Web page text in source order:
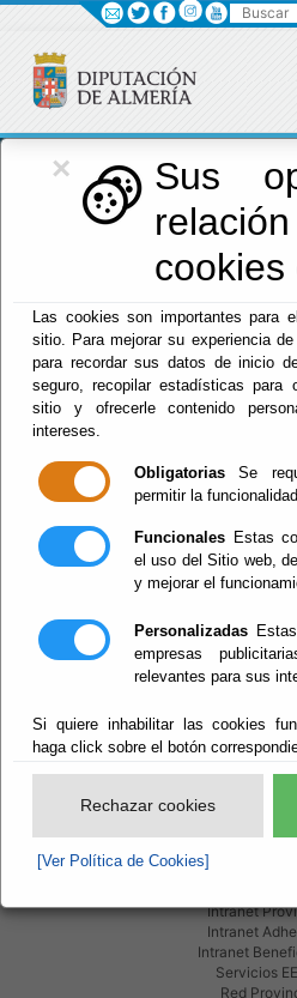
×
Sus
cookies
Las cookies son importantes para
sitio. Para mejorar su experiencia
para recordar sus datos de inicio
seguro, recopilar estadísticas para
sitio y ofrecerle contenido
intereses.
Obligatorias Se
permitir la
Funcionales Estas
el uso del Sitio web,
y mejorar el
Personalizadas
empresas
relevantes para sus
Si quiere inhabilitar las cookies
haga click sobre el botón
Rechazar cookies
[Ver Política de Cookies]
Diputación
Menú
Red
Intranet
Intranet
Intranet
Servicios
Red
Buscar